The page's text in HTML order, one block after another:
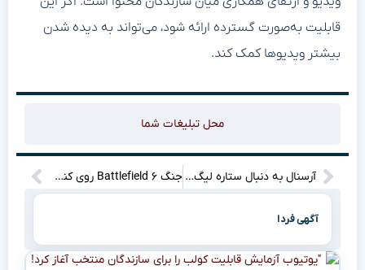
قابلیت به‌صورت گسترده ارائه شود، می‌تواند به دیده شدن
بیشتر ویدیوها کمک کند.
محل تبلیغات شما
آرسنال به دنبال ستاره لیگ فرانسه؛ آرتتا و برتا در آستانه جدایی؟ جنگ Battlefield ۶ روی کنسول‌ها: تجربه‌ای نرم‌تر از ابریشم یا میدان مین؟ (نرخ ۶۰ فریم، راز هیجان!)
آگهی فردا